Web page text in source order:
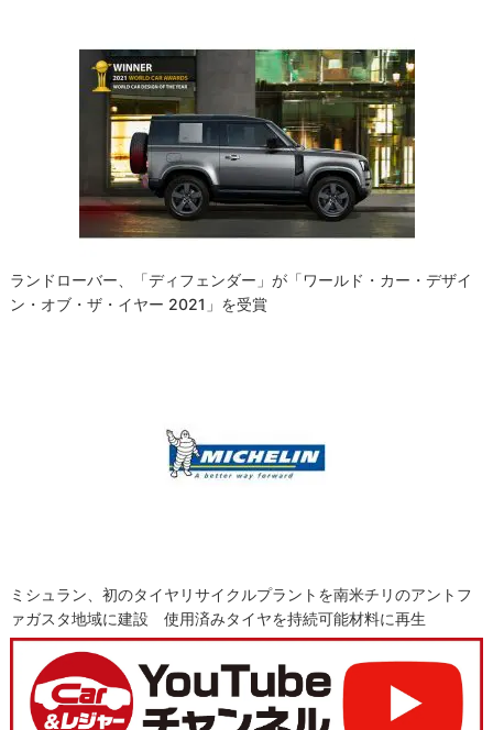
ランドローバー、「ディフェンダー」が「ワールド・カー・デザイ
ン・オブ・ザ・イヤー 2021」を受賞
ミシュラン、初のタイヤリサイクルプラントを南米チリのアントフ
ァガスタ地域に建設 使用済みタイヤを持続可能材料に再生